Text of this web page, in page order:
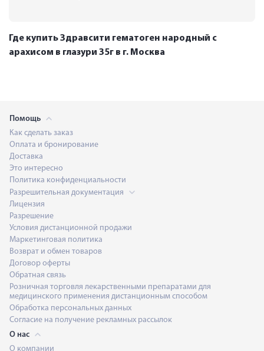
Где купить Здравсити гематоген народный с
арахисом в глазури 35г в г. Москва
Помощь
Как сделать заказ
Оплата и бронирование
Доставка
Это интересно
Политика конфиденциальности
Разрешительная документация
Лицензия
Разрешение
Условия дистанционной продажи
Маркетинговая политика
Возврат и обмен товаров
Договор оферты
Обратная связь
Розничная торговля лекарственными препаратами для
медицинского применения дистанционным способом
Обработка персональных данных
Согласие на получение рекламных рассылок
О нас
О компании